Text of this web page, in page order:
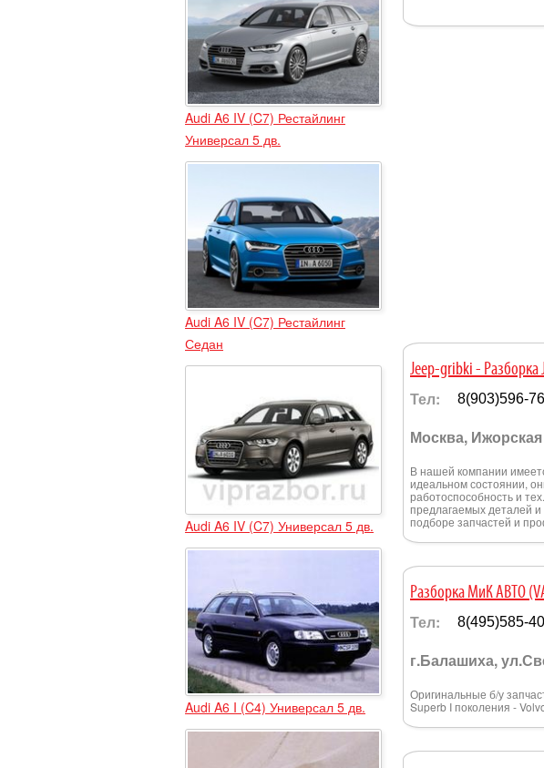
Audi A6 IV (C7) Рестайлинг
Универсал 5 дв.
Audi A6 IV (C7) Рестайлинг
Седан
Audi A6 IV (C7) Универсал 5 дв.
Audi A6 I (C4) Универсал 5 дв.
Jeep-gribki - Разборка
Тел: 8(903)596-
Москва,
В нашей компании
идеальном состоянии,
работоспособность и
предлагаемых деталей
подборе запчастей и
Разборка МиК АВТО
Тел: 8(495)585-
г.Балашиха,
Оригинальные б/у
Superb I поколения -